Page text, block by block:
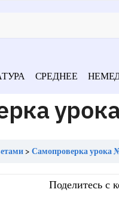
СРЕДНЕЕ
Самопроверка урока
Поделитесь с